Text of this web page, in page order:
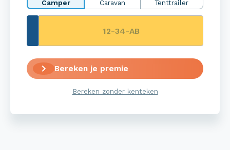
Camper Caravan Tenttrailer
Bereken je premie
Bereken zonder kenteken